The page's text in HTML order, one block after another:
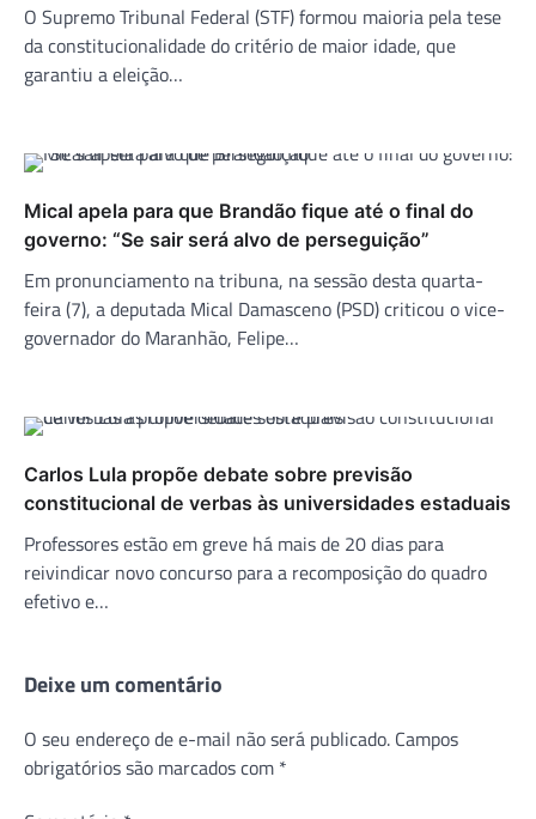
O Supremo Tribunal Federal (STF) formou maioria pela tese
da constitucionalidade do critério de maior idade, que
garantiu a eleição…
Mical apela para que Brandão fique até o final do
governo: “Se sair será alvo de perseguição”
Em pronunciamento na tribuna, na sessão desta quarta-
feira (7), a deputada Mical Damasceno (PSD) criticou o vice-
governador do Maranhão, Felipe…
Carlos Lula propõe debate sobre previsão
constitucional de verbas às universidades estaduais
Professores estão em greve há mais de 20 dias para
reivindicar novo concurso para a recomposição do quadro
efetivo e…
Deixe um comentário
O seu endereço de e-mail não será publicado. Campos
obrigatórios são marcados com *